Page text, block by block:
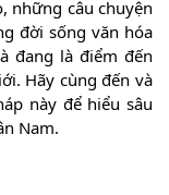
những câu chuyện
đời sống văn hóa
đang là điểm đến
Hãy cùng đến và
này để hiểu sâu
Nam.